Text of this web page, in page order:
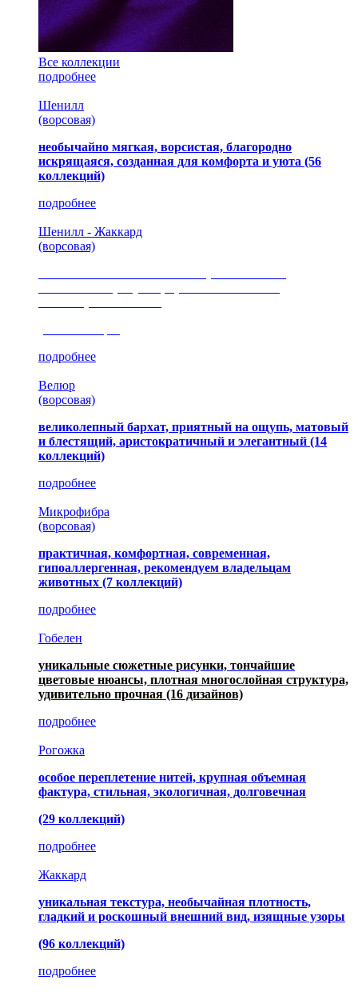
Все коллекции
подробнее
Шенилл
(ворсовая)
необычайно мягкая, ворсистая, благородно
искрящаяся, созданная для комфорта и уюта (56
коллекций)
подробнее
Шенилл - Жаккард
(ворсовая)
подробнее
Велюр
(ворсовая)
великолепный бархат, приятный на ощупь, матовый
и блестящий, аристократичный и элегантный (14
коллекций)
подробнее
Микрофибра
(ворсовая)
практичная, комфортная, современная,
гипоаллергенная, рекомендуем владельцам
животных (7 коллекций)
подробнее
Гобелен
уникальные сюжетные рисунки, тончайшие
цветовые нюансы, плотная многослойная структура,
удивительно прочная (16 дизайнов)
подробнее
Рогожка
особое переплетение нитей, крупная объемная
фактура, стильная, экологичная, долговечная
(29 коллекций)
подробнее
Жаккард
уникальная текстура, необычайная плотность,
гладкий и роскошный внешний вид, изящные узоры
(96 коллекций)
подробнее